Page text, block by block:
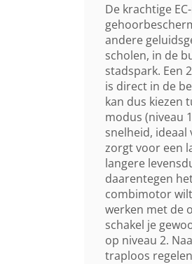
De krachtige
andere
scholen, in de
stadspark. Een
is direct in de
kan dus kiezen
modus (niveau
snelheid,
zorgt voor een
langere
daarentegen
combimotor
werken met de
schakel je
op niveau 2.
traploos